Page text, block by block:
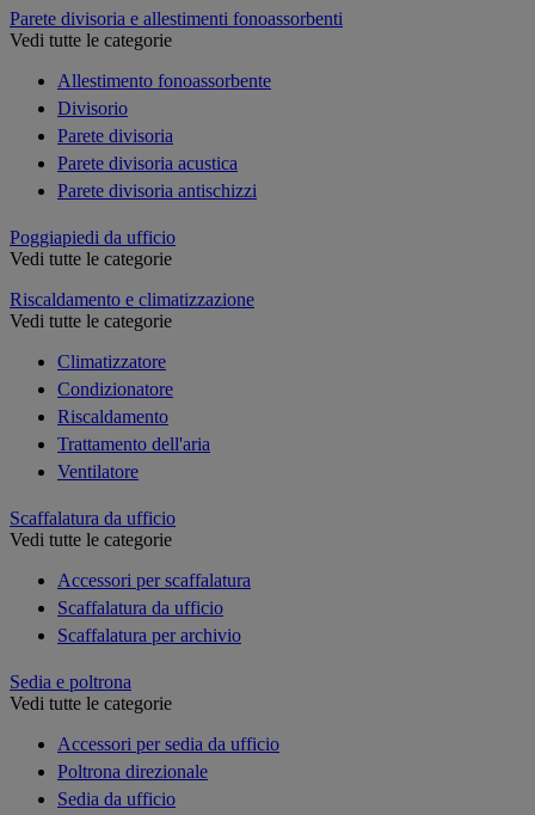
Parete divisoria e allestimenti fonoassorbenti
Vedi tutte le categorie
Allestimento fonoassorbente
Divisorio
Parete divisoria
Parete divisoria acustica
Parete divisoria antischizzi
Poggiapiedi da ufficio
Vedi tutte le categorie
Riscaldamento e climatizzazione
Vedi tutte le categorie
Climatizzatore
Condizionatore
Riscaldamento
Trattamento dell'aria
Ventilatore
Scaffalatura da ufficio
Vedi tutte le categorie
Accessori per scaffalatura
Scaffalatura da ufficio
Scaffalatura per archivio
Sedia e poltrona
Vedi tutte le categorie
Accessori per sedia da ufficio
Poltrona direzionale
Sedia da ufficio